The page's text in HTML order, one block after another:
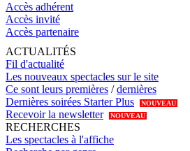
Accès adhérent
Accès invité
Accès partenaire
ACTUALITÉS
Fil d'actualité
Les nouveaux spectacles sur le site
Ce sont leurs premières /dernières
Dernières soirées Starter Plus
NOUVEAU
Recevoir la newsletter NOUVEAU
RECHERCHES
Les spectacles à l'affiche